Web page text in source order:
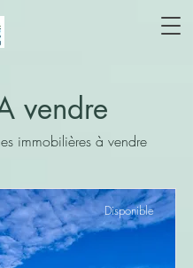
vendre
immobilières à vendre
Disponible